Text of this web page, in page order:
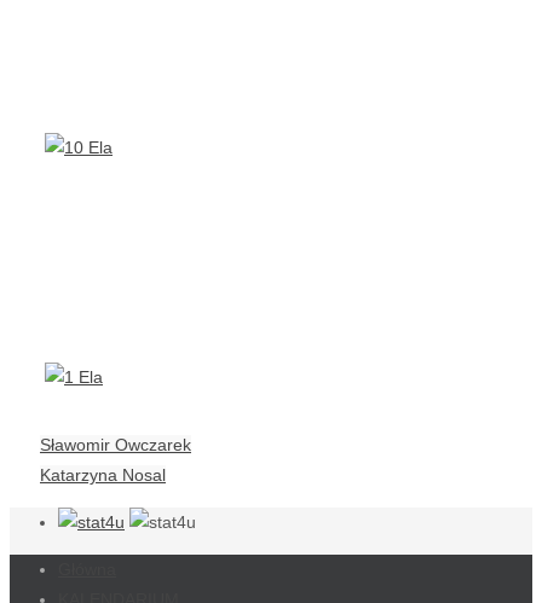
Sławomir Owczarek
Katarzyna Nosal